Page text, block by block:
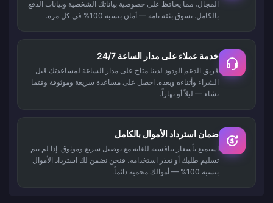
المجال، مما يحافظ على خصوصية بياناتك الشخصية وبيانات الدفع
بالكامل. تسوق بثقة تامة — أمان بنسبة 100% في كل مرة.
خدمة عملاء على مدار الساعة 24/7
فريق الدعم الودود لدينا متاح على مدار الساعة لمساعدتك قبل
الشراء وأثناءه وبعده. احصل على مساعدة سريعة وموثوقة وقتما
تشاء — ليلاً أو نهاراً.
ضمان استرداد الأموال بالكامل
استمتع بأسعار تنافسية للغاية مع توصيل سريع وموثوق. إذا لم يتم
تسليم طلبك أو تعذر استخدامه، فنحن نضمن لك استرداد الأموال
بنسبة 100% — أموالك محمية دائماً.